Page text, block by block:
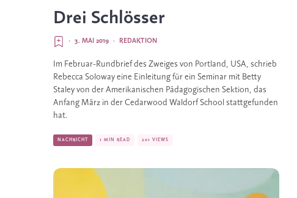
Drei Schlösser
REDAKTION
·
3. MAI 2019
·
Im Februar-Rundbrief des Zweiges von Portland, USA, schrieb
Rebecca Soloway eine Einleitung für ein Seminar mit Betty
Staley von der Amerikanischen Pädagogischen Sektion, das
Anfang März in der Cedarwood Waldorf School stattgefunden
hat.
NACHRICHT 1 MIN READ 201 VIEWS